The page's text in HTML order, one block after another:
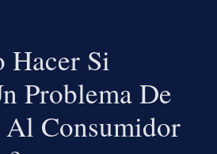
Hacer Si
Problema De
Consumidor